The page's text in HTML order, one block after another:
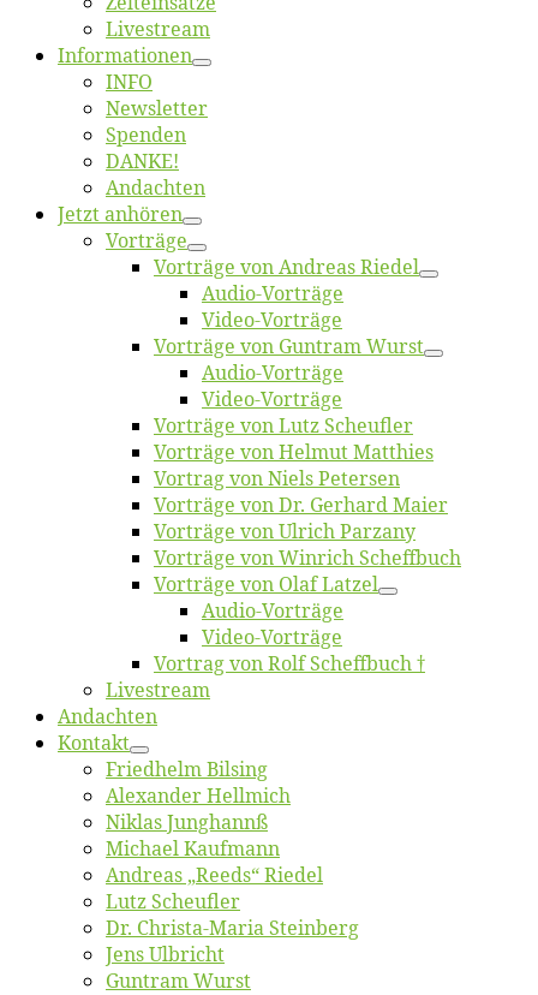
Live­stream
Informatio­nen
INFO
News­let­ter
Spen­den
DANKE!
An­dach­ten
Jetzt an­hö­ren
Vor­trä­ge
Vor­trä­ge von An­dre­as Riedel
Au­dio-Vor­trä­ge
Vi­deo-Vor­trä­ge
Vor­trä­ge von Gun­tram Wurst
Au­dio-Vor­trä­ge
Vi­deo-Vor­trä­ge
Vor­trä­ge von Lutz Scheufler
Vor­trä­ge von Hel­mut Matthies
Vor­trag von Niels Petersen
Vor­trä­ge von Dr. Ger­hard Maier
Vor­trä­ge von Ul­rich Parzany
Vor­trä­ge von Win­rich Scheffbuch
Vor­trä­ge von Olaf Latzel
Au­dio-Vor­trä­ge
Vi­deo-Vor­trä­ge
Vor­trag von Rolf Scheffbuch †
Live­stream
An­dach­ten
Kon­takt
Fried­helm Bilsing
Alex­an­der Hellmich
Ni­klas Junghannß
Mi­cha­el Kaufmann
An­dre­as „Reeds“ Riedel
Lutz Scheuf­ler
Dr. Chris­­ta-Ma­ria Steinberg
Jens Ulb­richt
Gun­tram Wurst